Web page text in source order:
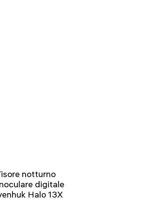
notturno
digitale
Halo 13X